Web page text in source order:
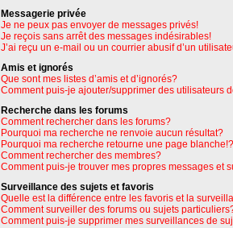
Messagerie privée
Je ne peux pas envoyer de messages privés!
Je reçois sans arrêt des messages indésirables!
J’ai reçu un e-mail ou un courrier abusif d’un
Amis et ignorés
Que sont mes listes d’amis et d’ignorés?
Comment puis-je ajouter/supprimer des utilisateurs
Recherche dans les forums
Comment rechercher dans les forums?
Pourquoi ma recherche ne renvoie aucun résultat?
Pourquoi ma recherche retourne une page blanche!?
Comment rechercher des membres?
Comment puis-je trouver mes propres messages et
Surveillance des sujets et favoris
Quelle est la différence entre les favoris et la
Comment surveiller des forums ou sujets
Comment puis-je supprimer mes surveillances de